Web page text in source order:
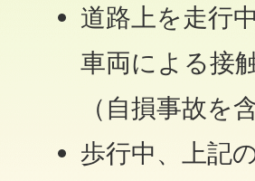
道路上を走行
車両による接
（自損事故を
歩行中、上記